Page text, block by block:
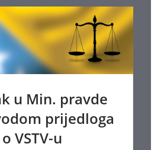
u Min. pravde
prijedloga
VSTV-u